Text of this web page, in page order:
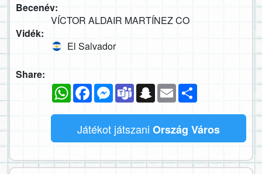
Becenév:
VÍCTOR ALDAIR MARTÍNEZ CO
Vidék:
El Salvador
Share:
WhatsAppFacebookMessenger
TeamsSnapchat
Email
Játékot játszani Ország Város